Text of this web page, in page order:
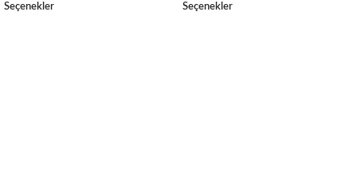
Seçenekler Seçenekler